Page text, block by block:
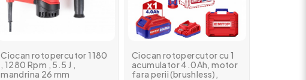
Ciocan rotopercutor 1180
, 1280 Rpm , 5.5 J ,
mandrina 26 mm
Ciocan rotopercutor cu 1
acumulator 4.0Ah, motor
fara perii (brushless),